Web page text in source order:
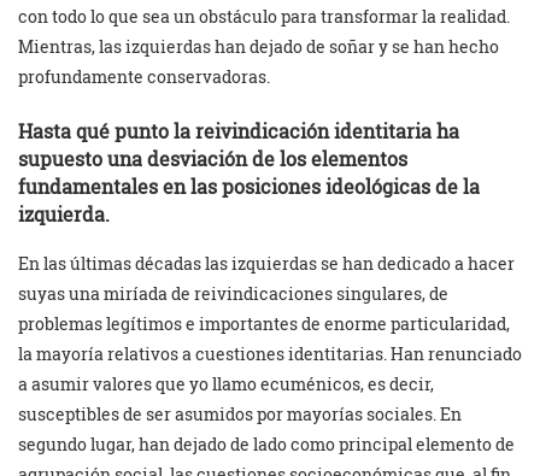
con todo lo que sea un obstáculo para transformar la realidad.
Mientras, las izquierdas han dejado de soñar y se han hecho
profundamente conservadoras.
Hasta qué punto la reivindicación identitaria ha
supuesto una desviación de los elementos
fundamentales en las posiciones ideológicas de la
izquierda.
En las últimas décadas las izquierdas se han dedicado a hacer
suyas una miríada de reivindicaciones singulares, de
problemas legítimos e importantes de enorme particularidad,
la mayoría relativos a cuestiones identitarias. Han renunciado
a asumir valores que yo llamo ecuménicos, es decir,
susceptibles de ser asumidos por mayorías sociales. En
segundo lugar, han dejado de lado como principal elemento de